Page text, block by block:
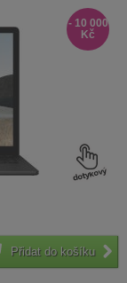
Přidat do košíku
- 10 000
Kč